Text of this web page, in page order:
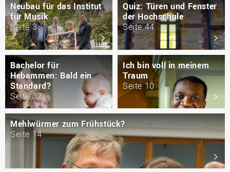
Neubau für das Institut
für Musik
Seite 3
Quiz: Türen und Fenster
der Hochschule
Seite 44
Bachelor für
Hebammen: Bald ein
Standard?
Seite 32
Ich bin voll in meinem
Traum
Seite 10
Mehlwürmer zum Frühstück?
Seite 14